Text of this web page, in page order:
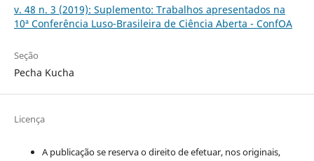
v. 48 n. 3 (2019): Suplemento: Trabalhos apresentados na
10ª Conferência Luso-Brasileira de Ciência Aberta - ConfOA
Seção
Pecha Kucha
Licença
A publicação se reserva o direito de efetuar, nos originais,